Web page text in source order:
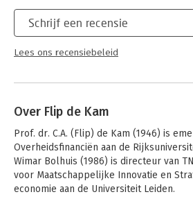
Schrijf een recensie
Lees ons recensiebeleid
Over Flip de Kam
Prof. dr. C.A. (Flip) de Kam (1946) is
Overheidsfinanciën aan de
Wimar Bolhuis (1986) is directeur van
voor Maatschappelijke Innovatie en
economie aan de Universiteit Leiden.